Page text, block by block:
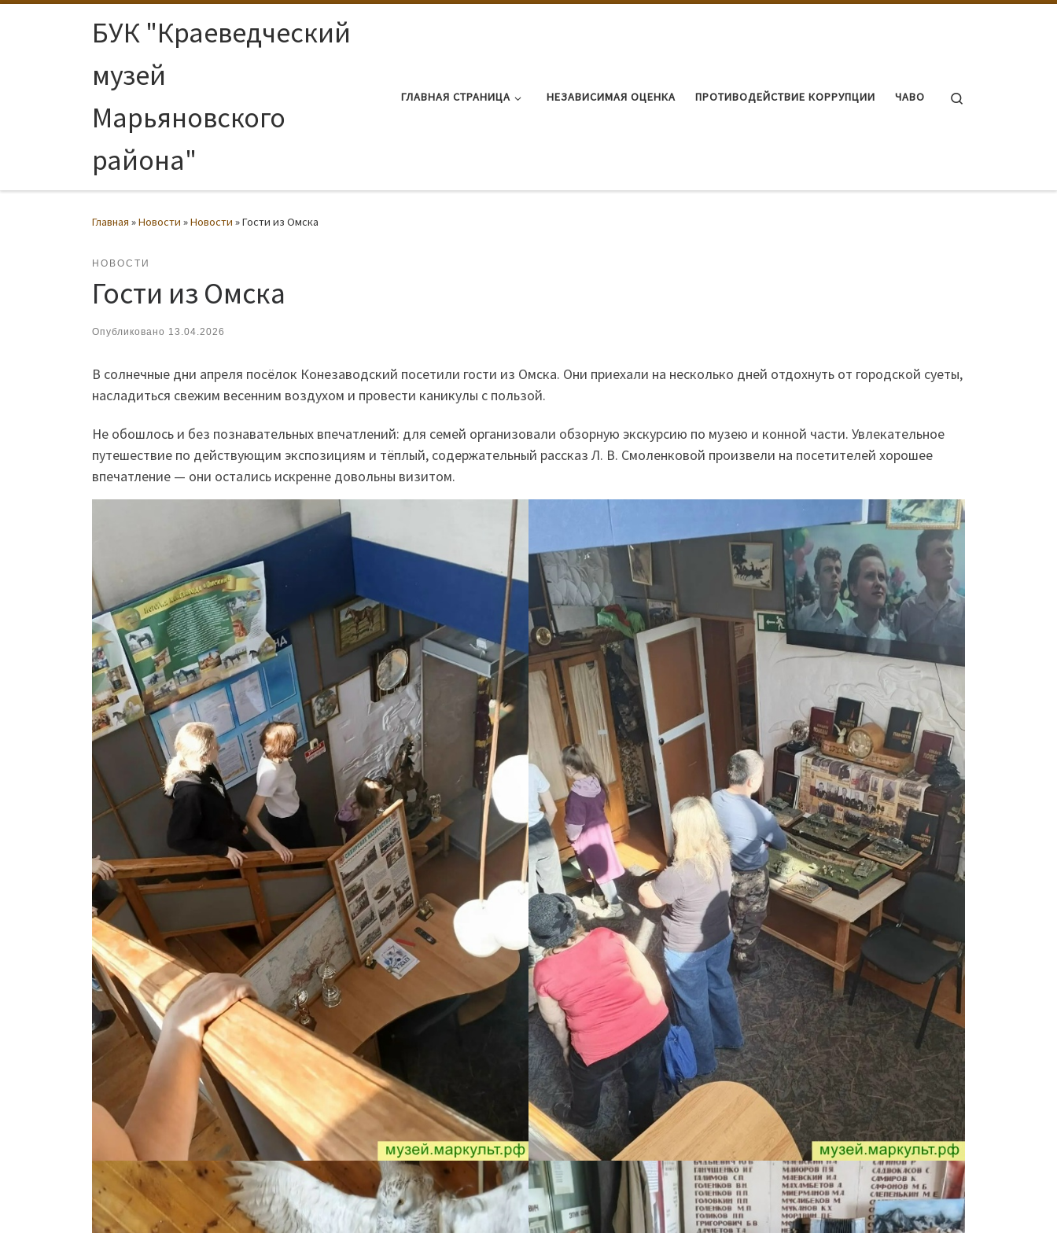
Перейти к содержимомуБУК "Краеведческий
музей
Марьяновского
района"
ГЛАВНАЯ СТРАНИЦА НЕЗАВИСИМАЯ ОЦЕНКА ПРОТИВОДЕЙСТВИЕ КОРРУПЦИИ ЧАВО
Главная »Новости »Новости »Гости из Омска
НОВОСТИ
Гости из Омска
Опубликовано 13.04.2026
В солнечные дни апреля посёлок Конезаводский посетили гости из Омска. Они приехали на несколько дней отдохнуть от городской суеты,
насладиться свежим весенним воздухом и провести каникулы с пользой.
Не обошлось и без познавательных впечатлений: для семей организовали обзорную экскурсию по музею и конной части. Увлекательное
путешествие по действующим экспозициям и тёплый, содержательный рассказ Л. В. Смоленковой произвели на посетителей хорошее
впечатление — они остались искренне довольны визитом.